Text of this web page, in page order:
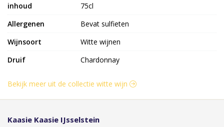
inhoud
75cl
Allergenen
Bevat sulfieten
Wijnsoort
Witte wijnen
Druif
Chardonnay
Bekijk meer uit de collectie witte wijn
Kaasie Kaasie IJsselstein